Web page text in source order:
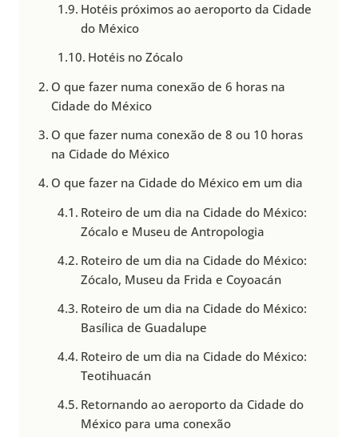
Hotéis próximos ao aeroporto da Cidade
do México
Hotéis no Zócalo
O que fazer numa conexão de 6 horas na
Cidade do México
O que fazer numa conexão de 8 ou 10 horas
na Cidade do México
O que fazer na Cidade do México em um dia
Roteiro de um dia na Cidade do México:
Zócalo e Museu de Antropologia
Roteiro de um dia na Cidade do México:
Zócalo, Museu da Frida e Coyoacán
Roteiro de um dia na Cidade do México:
Basílica de Guadalupe
Roteiro de um dia na Cidade do México:
Teotihuacán
Retornando ao aeroporto da Cidade do
México para uma conexão